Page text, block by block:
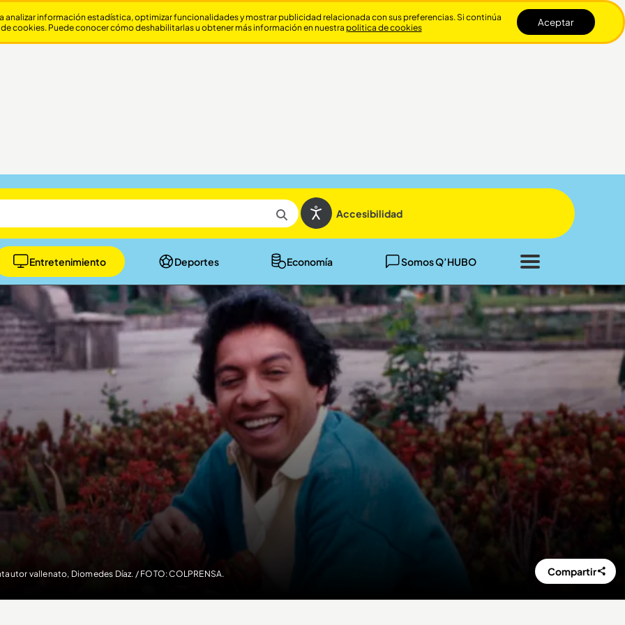
Accesibilidad
Entretenimiento Deportes Economía Somos Q’HUBO
Cerrar
vallenato, Diomedes Díaz. / FOTO: COLPRENSA. Compartir
información estadística, optimizar funcionalidades y mostrar publicidad relacionada con sus preferencias. Si continúa
cookies. Puede conocer cómo deshabilitarlas u obtener más información en nuestra politica de cookies Aceptar